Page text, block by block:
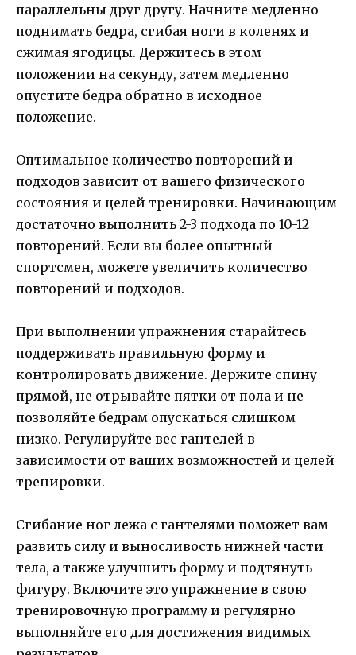
параллельны друг другу. Начните медленно
поднимать бедра, сгибая ноги в коленях и
сжимая ягодицы. Держитесь в этом
положении на секунду, затем медленно
опустите бедра обратно в исходное
положение.
Оптимальное количество повторений и
подходов зависит от вашего физического
состояния и целей тренировки. Начинающим
достаточно выполнить 2-3 подхода по 10-12
повторений. Если вы более опытный
спортсмен, можете увеличить количество
повторений и подходов.
При выполнении упражнения старайтесь
поддерживать правильную форму и
контролировать движение. Держите спину
прямой, не отрывайте пятки от пола и не
позволяйте бедрам опускаться слишком
низко. Регулируйте вес гантелей в
зависимости от ваших возможностей и целей
тренировки.
Сгибание ног лежа с гантелями поможет вам
развить силу и выносливость нижней части
тела, а также улучшить форму и подтянуть
фигуру. Включите это упражнение в свою
тренировочную программу и регулярно
выполняйте его для достижения видимых